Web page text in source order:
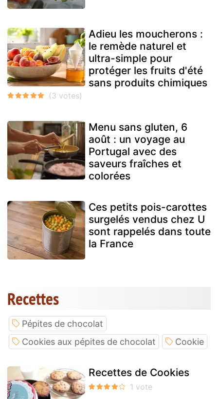
Adieu les moucherons :
le remède naturel et
ultra-simple pour
protéger les fruits d'été
sans produits chimiques
Menu sans gluten, 6
août : un voyage au
Portugal avec des
saveurs fraîches et
colorées
Ces petits pois-carottes
surgelés vendus chez U
sont rappelés dans toute
la France
Recettes
Pépites de chocolat
Cookies aux pépites de chocolat
Cookie
Recettes de Cookies